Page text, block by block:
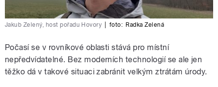
Jakub Zelený, host pořadu Hovory foto: Radka Zelená
Počasí se v rovníkové oblasti stává pro místní
nepředvídatelné. Bez moderních technologií se ale jen
těžko dá v takové situaci zabránit velkým ztrátám úrody.